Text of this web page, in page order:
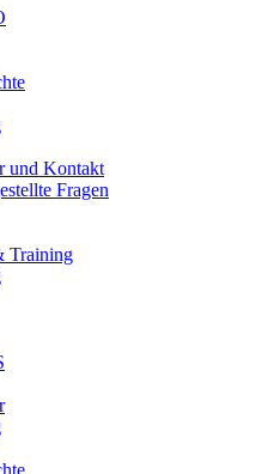
und Kontakt
Fragen
Training